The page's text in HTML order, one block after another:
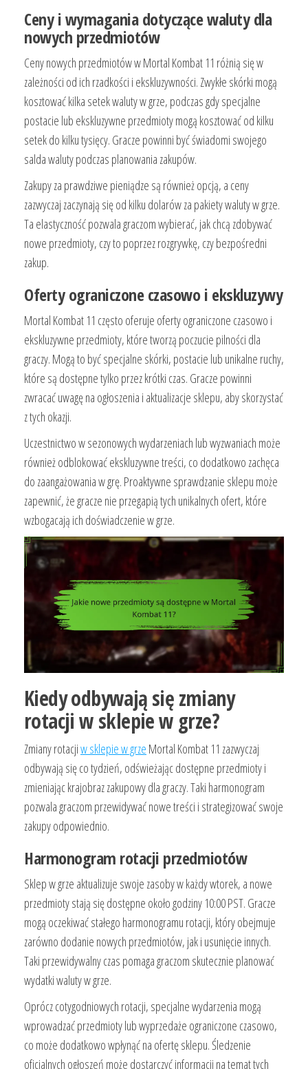
Ceny i wymagania dotyczące waluty dla
nowych przedmiotów
Ceny nowych przedmiotów w Mortal Kombat 11 różnią się w
zależności od ich rzadkości i ekskluzywności. Zwykłe skórki mogą
kosztować kilka setek waluty w grze, podczas gdy specjalne
postacie lub ekskluzywne przedmioty mogą kosztować od kilku
setek do kilku tysięcy. Gracze powinni być świadomi swojego
salda waluty podczas planowania zakupów.
Zakupy za prawdziwe pieniądze są również opcją, a ceny
zazwyczaj zaczynają się od kilku dolarów za pakiety waluty w grze.
Ta elastyczność pozwala graczom wybierać, jak chcą zdobywać
nowe przedmioty, czy to poprzez rozgrywkę, czy bezpośredni
zakup.
Oferty ograniczone czasowo i ekskluzywy
Mortal Kombat 11 często oferuje oferty ograniczone czasowo i
ekskluzywne przedmioty, które tworzą poczucie pilności dla
graczy. Mogą to być specjalne skórki, postacie lub unikalne ruchy,
które są dostępne tylko przez krótki czas. Gracze powinni
zwracać uwagę na ogłoszenia i aktualizacje sklepu, aby skorzystać
z tych okazji.
Uczestnictwo w sezonowych wydarzeniach lub wyzwaniach może
również odblokować ekskluzywne treści, co dodatkowo zachęca
do zaangażowania w grę. Proaktywne sprawdzanie sklepu może
zapewnić, że gracze nie przegapią tych unikalnych ofert, które
wzbogacają ich doświadczenie w grze.
Kiedy odbywają się zmiany
rotacji w sklepie w grze?
Zmiany rotacjiw sklepie w grze Mortal Kombat 11 zazwyczaj
odbywają się co tydzień, odświeżając dostępne przedmioty i
zmieniając krajobraz zakupowy dla graczy. Taki harmonogram
pozwala graczom przewidywać nowe treści i strategizować swoje
zakupy odpowiednio.
Harmonogram rotacji przedmiotów
Sklep w grze aktualizuje swoje zasoby w każdy wtorek, a nowe
przedmioty stają się dostępne około godziny 10:00 PST. Gracze
mogą oczekiwać stałego harmonogramu rotacji, który obejmuje
zarówno dodanie nowych przedmiotów, jak i usunięcie innych.
Taki przewidywalny czas pomaga graczom skutecznie planować
wydatki waluty w grze.
Oprócz cotygodniowych rotacji, specjalne wydarzenia mogą
wprowadzać przedmioty lub wyprzedaże ograniczone czasowo,
co może dodatkowo wpłynąć na ofertę sklepu. Śledzenie
oficjalnych ogłoszeń może dostarczyć informacji na temat tych